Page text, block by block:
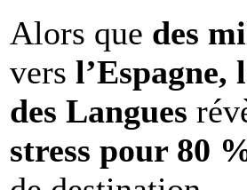
Alors que des
vers
des Langues
stress pour 80